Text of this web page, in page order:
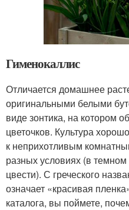
Гименокаллис
Отличается домашнее
оригинальными белыми
виде зонтика, на котором
цветочков. Культура
к неприхотливым
разных условиях (в
цвести). С греческого
означает «красивая
каталога, вы поймете,